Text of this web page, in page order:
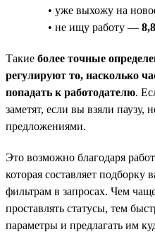
• уже выхожу на
• не ищу работу —
Такие более точные
регулируют то, насколько
попадать к работодателю.
заметят, если вы взяли паузу,
предложениями.
Это возможно благодаря
которая составляет подборку
фильтрам в запросах. Чем
проставлять статусы, тем
параметры и предлагать им